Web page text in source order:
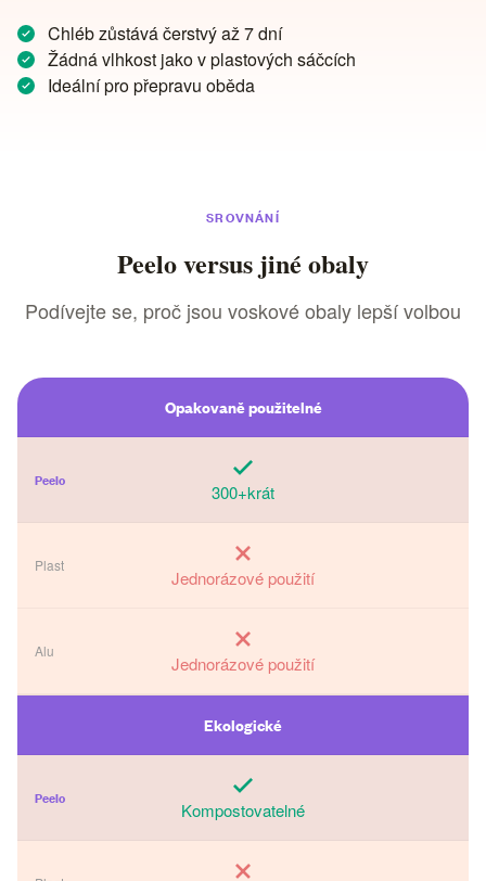
Chléb zůstává čerstvý až 7 dní
Žádná vlhkost jako v plastových sáčcích
Ideální pro přepravu oběda
SROVNÁNÍ
Peelo versus jiné obaly
Podívejte se, proč jsou voskové obaly lepší volbou
Opakovaně použitelné
300+krát
Jednorázové použití
Jednorázové použití
Ekologické
Kompostovatelné